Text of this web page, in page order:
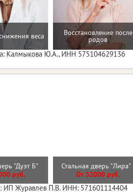
веса Восстановление после
родов
Калмыкова Ю.А., ИНН 575104629136
"Дуэт Б"
руб.
Стальная дверь "Лира"
От 32000 руб.
ИП Журавлев П.В. ИНН: 571601114404